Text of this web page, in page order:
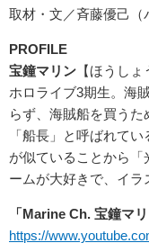
取材・文／斉藤優己（
PROFILE
宝鐘マリン 【ほうし
ホロライブ3期生。海
らず、海賊船を買う
「船長」と呼ばれて
が似ていることから
ームが大好きで、イラ
「Marine Ch. 宝鐘マ
https://